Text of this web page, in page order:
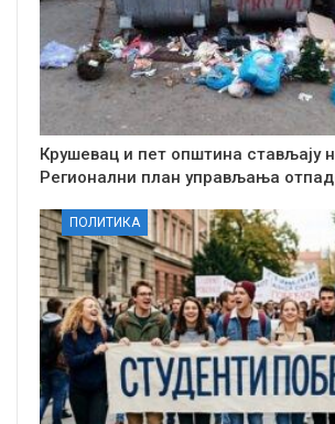
Крушевац и пет општина стављају
Регионални план управљања
ПОЛИТИКА